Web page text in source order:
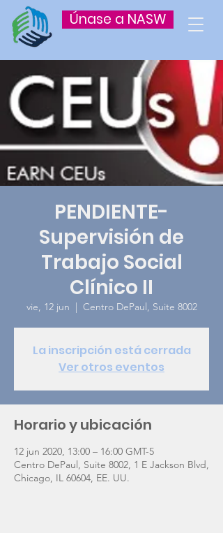
Únase a NASW
PENDIENTE-
Supervisión de
Trabajo Social
Clínico II
vie, 12 jun
  |
Centro DePaul, Suite 8002
La inscripción está cerrada
Ver otros eventos
Horario y ubicación
12 jun 2020, 13:00 – 16:00 GMT-5
Centro DePaul, Suite 8002, 1 E Jackson Blvd,
Chicago, IL 60604, EE. UU.